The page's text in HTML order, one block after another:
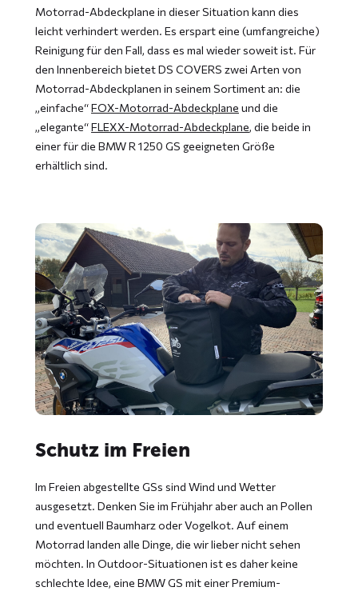
Motorrad-Abdeckplane in dieser Situation kann dies
leicht verhindert werden. Es erspart eine (umfangreiche)
Reinigung für den Fall, dass es mal wieder soweit ist. Für
den Innenbereich bietet DS COVERS zwei Arten von
Motorrad-Abdeckplanen in seinem Sortiment an: die
„einfache“FOX-Motorrad-Abdeckplane und die
„elegante“FLEXX-Motorrad-Abdeckplane, die beide in
einer für die BMW R 1250 GS geeigneten Größe
erhältlich sind.
Schutz im Freien
Im Freien abgestellte GSs sind Wind und Wetter
ausgesetzt. Denken Sie im Frühjahr aber auch an Pollen
und eventuell Baumharz oder Vogelkot. Auf einem
Motorrad landen alle Dinge, die wir lieber nicht sehen
möchten. In Outdoor-Situationen ist es daher keine
schlechte Idee, eine BMW GS mit einer Premium-